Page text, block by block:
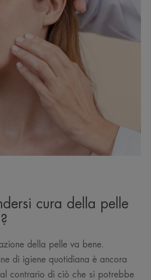
cura della pelle
della pelle va bene.
di igiene quotidiana è ancora
contrario di ciò che si potrebbe